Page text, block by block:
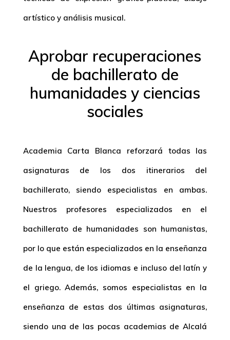
artístico y análisis musical.
Aprobar recuperaciones
de bachillerato de
humanidades y ciencias
sociales
Academia Carta Blanca reforzará todas las
asignaturas de los dos itinerarios del
bachillerato, siendo especialistas en ambas.
Nuestros profesores especializados en el
bachillerato de humanidades son humanistas,
por lo que están especializados en la enseñanza
de la lengua, de los idiomas e incluso del latín y
el griego. Además, somos especialistas en la
enseñanza de estas dos últimas asignaturas,
siendo una de las pocas academias de Alcalá